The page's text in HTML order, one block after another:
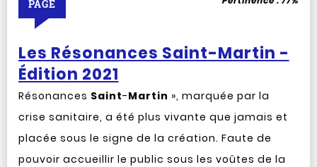
Les Résonances Saint-Martin -
Édition 2021
PAGE
Résonances Saint-Martin », marquée par la
crise sanitaire, a été plus vivante que jamais et
placée sous le signe de la création. Faute de
pouvoir accueillir le public sous les voûtes de la